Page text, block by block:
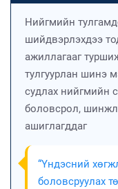
Нийгмийн
шийдвэрлэхдээ
ажиллагааг
тулгуурлан шинэ
судлах нийгмийн
боловсрол,
ашиглагддаг
“Үндэсний
боловсруулах